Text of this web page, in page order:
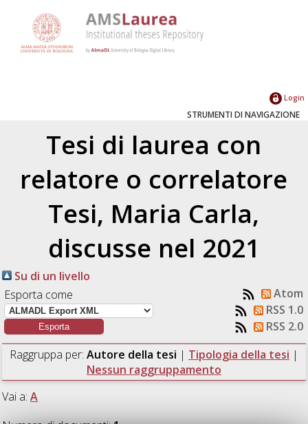
Login
STRUMENTI DI NAVIGAZIONE
Tesi di laurea con
relatore o correlatore
Tesi, Maria Carla,
discusse nel 2021
Su di un livello
Esporta come
Atom
RSS 1.0
RSS 2.0
Raggruppa per: Autore della tesi | Tipologia della tesi |
Nessun raggruppamento
Vai a:A